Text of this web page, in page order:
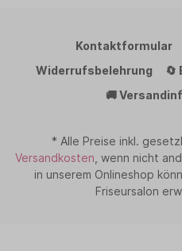
Kontaktformular
Widerrufsbelehrung
🔄
🚚
* Alle Preise inkl.
Versandkosten , wenn nicht
in unserem Onlineshop
Friseursalon